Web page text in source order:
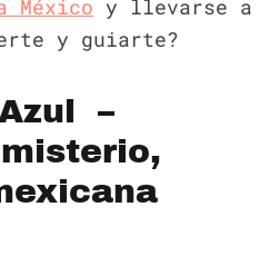
México y llevarse a
y guiarte?
–